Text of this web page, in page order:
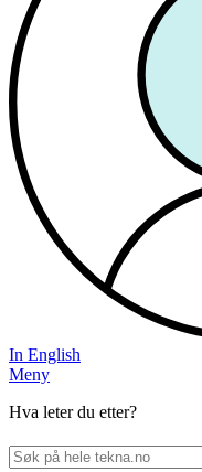
In English
Meny
Hva leter du etter?